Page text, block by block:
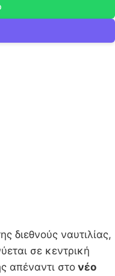
διεθνούς ναυτιλίας,
σε κεντρική
απέναντι στο νέο